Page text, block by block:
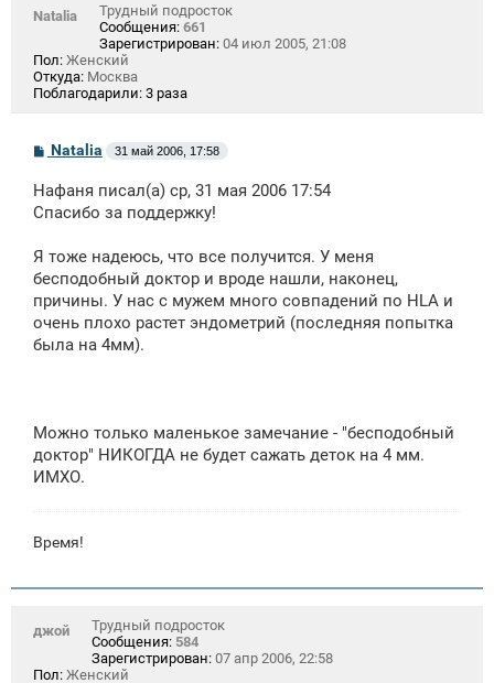
Natalia
Трудный подросток
Сообщения: 661
Зарегистрирован: 04 июл 2005, 21:08
Пол: Женский
Откуда: Москва
Поблагодарили: 3 раза
С
б
щ
и
Natalia 31 май 2006, 17:58
Нафаня писал(а) ср, 31 мая 2006 17:54
Спасибо за поддержку!
Я тоже надеюсь, что все получится. У меня
бесподобный доктор и вроде нашли, наконец,
причины. У нас с мужем много совпадений по HLA и
очень плохо растет эндометрий (последняя попытка
была на 4мм).
Можно только маленькое замечание - "бесподобный
доктор" НИКОГДА не будет сажать деток на 4 мм.
ИМХО.
Время!
джой
Трудный подросток
Сообщения: 584
Зарегистрирован: 07 апр 2006, 22:58
Пол: Женский